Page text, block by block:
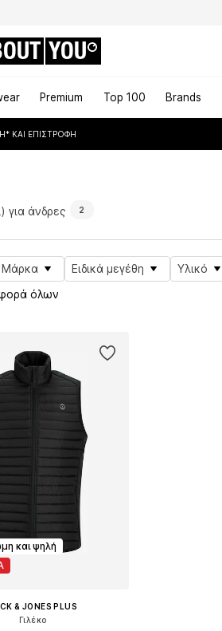
YOU
Premium Top 100 Brands
ΚΑΙ ΕΠΙΣΤΡΟΦΉ
για άνδρες 2
Μάρκα Ειδικά μεγέθη Υλικό
όλων
και ψηλή
& JONES PLUS
Γιλέκο